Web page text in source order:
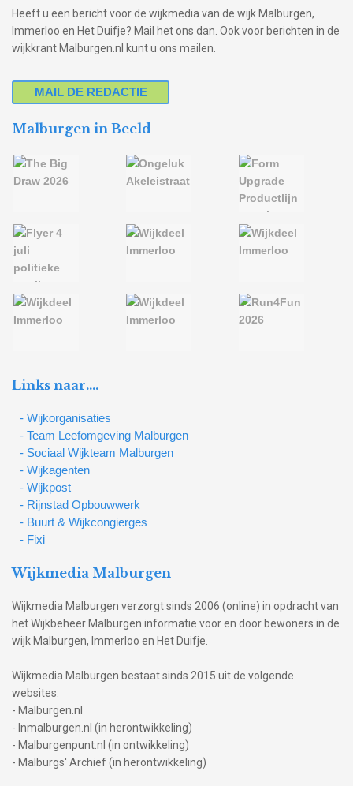
Heeft u een bericht voor de wijkmedia van de wijk Malburgen,
Immerloo en Het Duifje? Mail het ons dan. Ook voor berichten in de
wijkkrant Malburgen.nl kunt u ons mailen.
MAIL DE REDACTIE
Malburgen in Beeld
Links naar….
- Wijkorganisaties
- Team Leefomgeving Malburgen
- Sociaal Wijkteam Malburgen
- Wijkagenten
- Wijkpost
- Rijnstad Opbouwwerk
- Buurt & Wijkcongierges
- Fixi
Wijkmedia Malburgen
Wijkmedia Malburgen verzorgt sinds 2006 (online) in opdracht van
het Wijkbeheer Malburgen informatie voor en door bewoners in de
wijk Malburgen, Immerloo en Het Duifje.
Wijkmedia Malburgen bestaat sinds 2015 uit de volgende
websites:
- Malburgen.nl
- Inmalburgen.nl (in herontwikkeling)
- Malburgenpunt.nl (in ontwikkeling)
- Malburgs' Archief (in herontwikkeling)